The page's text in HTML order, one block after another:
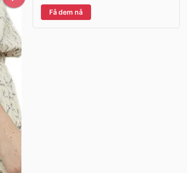
Få dem nå